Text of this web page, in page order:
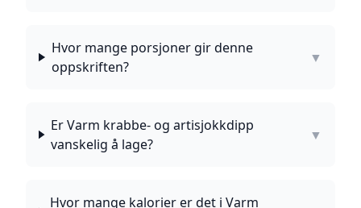
Hvor mange porsjoner gir denne
oppskriften?
▼
Er Varm krabbe- og artisjokkdipp
vanskelig å lage?
▼
Hvor mange kalorier er det i Varm